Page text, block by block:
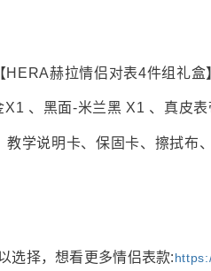
【HERA赫拉情侣对表4件组礼盒
X1 、黑面-米兰黑 X1 、真皮
教学说明卡、保固卡、擦拭布
选择，想看更多情侣表款: